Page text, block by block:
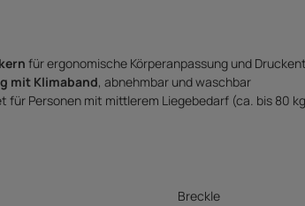
für ergonomische Körperanpassung und
mit Klimaband, abnehmbar und waschbar
für Personen mit mittlerem Liegebedarf (ca. bis 80
Breckle